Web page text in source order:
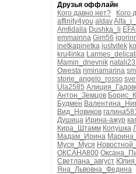
Друзья оффлайн
Кого давно нет?
Кого
affinity4you aldav
Amfidalla Dushka_li
emmainna Gim56
inetkapinetka justvitek
kru4inka
Mamin_dnevnik
Owesta riminamarina
storie_angelo_rosso
Ula2585
Антон_Земцов
Будмен
Вид_Новиков
Душица Ирина-ажур
Кира_Штамм Копушка
Мадам_Ирина
Муся_Муся
ОКСАНА800
Светлана_август
Яна_Львовна_Федина